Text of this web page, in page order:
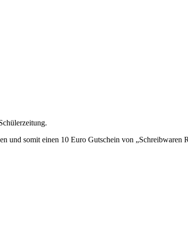
somit einen 10 Euro Gutschein von „Schreibwaren